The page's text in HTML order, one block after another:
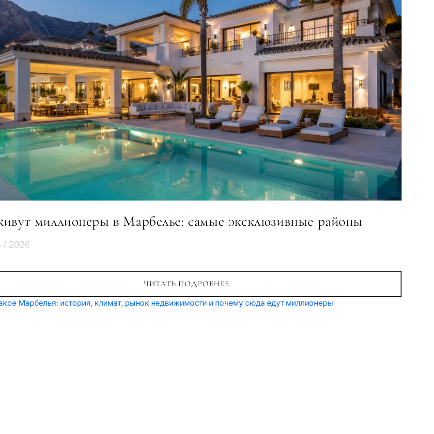
миллионеры в Марбелье: самые эксклюзивные районы
/ 2026
ЧИТАТЬ ПОДРОБНЕЕ